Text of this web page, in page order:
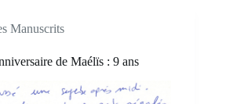
Manuscrits
de Maélïs : 9 ans